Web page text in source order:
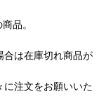
品。
合は在庫切れ商品が
注文をお願いいた